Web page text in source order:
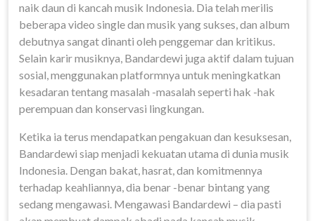
naik daun di kancah musik Indonesia. Dia telah merilis
beberapa video single dan musik yang sukses, dan album
debutnya sangat dinanti oleh penggemar dan kritikus.
Selain karir musiknya, Bandardewi juga aktif dalam tujuan
sosial, menggunakan platformnya untuk meningkatkan
kesadaran tentang masalah -masalah seperti hak -hak
perempuan dan konservasi lingkungan.
Ketika ia terus mendapatkan pengakuan dan kesuksesan,
Bandardewi siap menjadi kekuatan utama di dunia musik
Indonesia. Dengan bakat, hasrat, dan komitmennya
terhadap keahliannya, dia benar -benar bintang yang
sedang mengawasi. Mengawasi Bandardewi – dia pasti